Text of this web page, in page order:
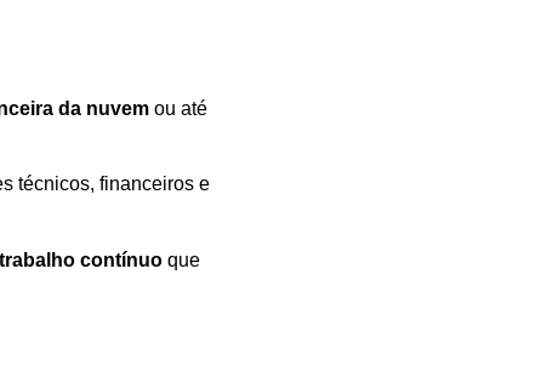
da nuvem ou até
técnicos, financeiros e
contínuo que